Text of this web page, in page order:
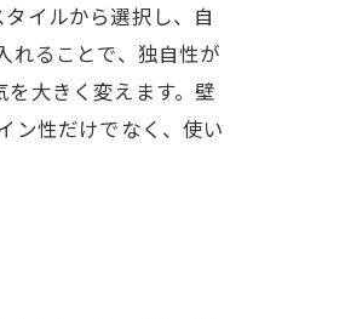
イルから選択し、自
れることで、独自性が
大きく変えます。壁
ン性だけでなく、使い